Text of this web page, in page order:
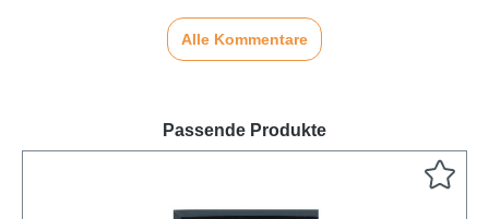
Alle Kommentare
Passende Produkte